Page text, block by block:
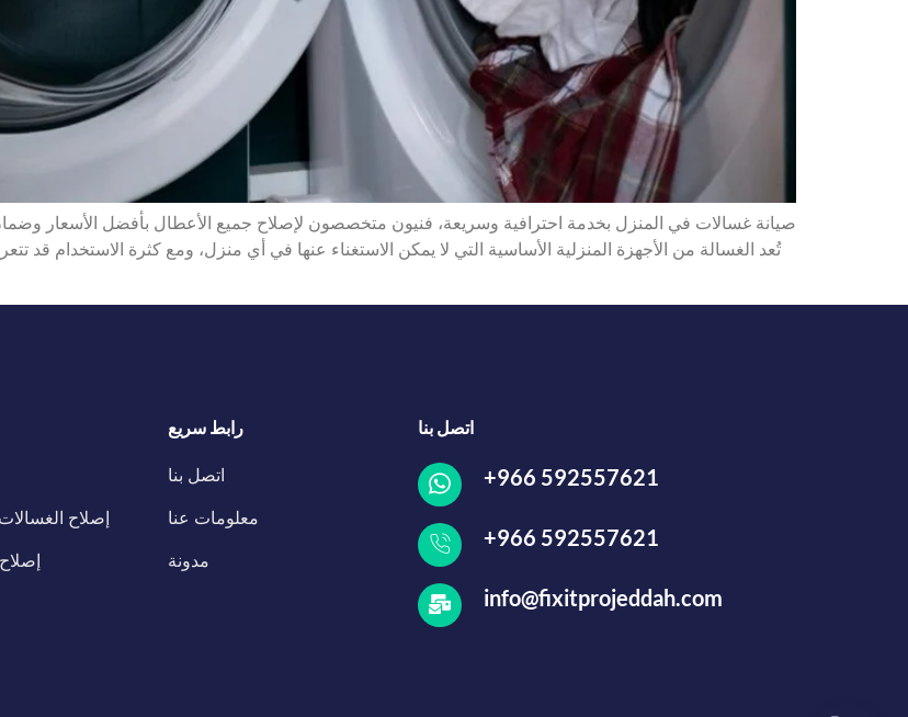
صيانة غسالات في المنزل بخدمة احترافية وسريعة، فنيون متخصصون لإصلاح جميع الأعطال بأفضل الأسعار
تُعد الغسالة من الأجهزة المنزلية الأساسية التي لا يمكن الاستغناء عنها في أي منزل، ومع كثرة الاستخدام قد
إصلاح الغسالات
رابط سريع
اتصل بنا
معلومات عنا
مدونة
اتصل بنا
+966 592557621
+966 592557621
info@fixitprojeddah.com